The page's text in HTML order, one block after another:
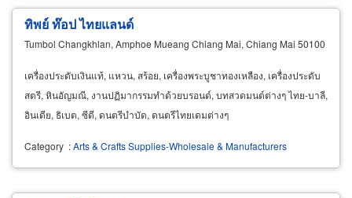
ทิพย์ ท๊อป ไทยแลนด์
Tumbol Changkhlan, Amphoe Mueang Chiang Mai, Chiang Mai 50100
เครื่องประดับเงินแท้, แหวน, สร้อย, เครื่องพระบูชาทองเหลือง, เครื่องประดับ
สตรี, หินอัญมณี, งานปฏิมากรรมทำด้วยบรอนด์, บทสวดมนต์ต่างๆ ไทย-บาลี,
อินเดีย, ธิเบต, ซีดี, ดนตรีบำบัด, ดนตรีไทยเดมต่างๆ
Category :Arts & Crafts Supplies-Wholesale & Manufacturers